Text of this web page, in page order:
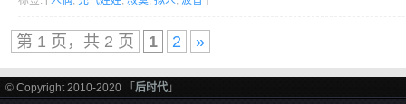
第 1 页，共 2 页 1 2 »
© Copyright 2010-2020 「 后时代 」